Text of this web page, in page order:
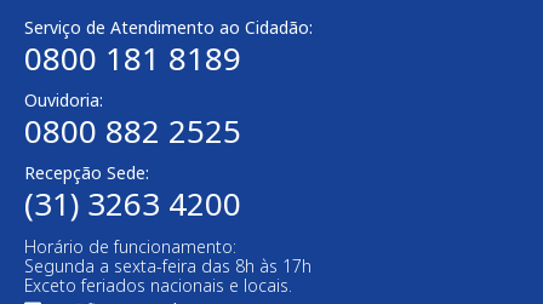
Serviço de Atendimento ao Cidadão:
0800 181 8189
Ouvidoria:
0800 882 2525
Recepção Sede:
(31) 3263 4200
Horário de funcionamento:
Segunda a sexta-feira das 8h às 17h
Exceto feriados nacionais e locais.